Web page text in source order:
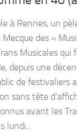
à Rennes, un
Mecque des «
Musicales qui
depuis une
de festivaliers
sans tête
avant les
lundi...